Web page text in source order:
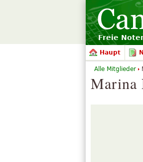
Freie
Haupt
Marina
Alle Mitglieder